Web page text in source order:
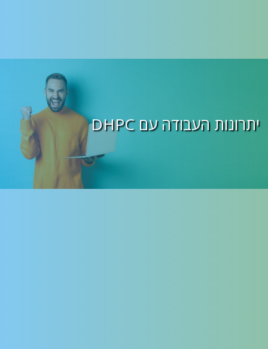
יתרונות העבודה עם DHPC